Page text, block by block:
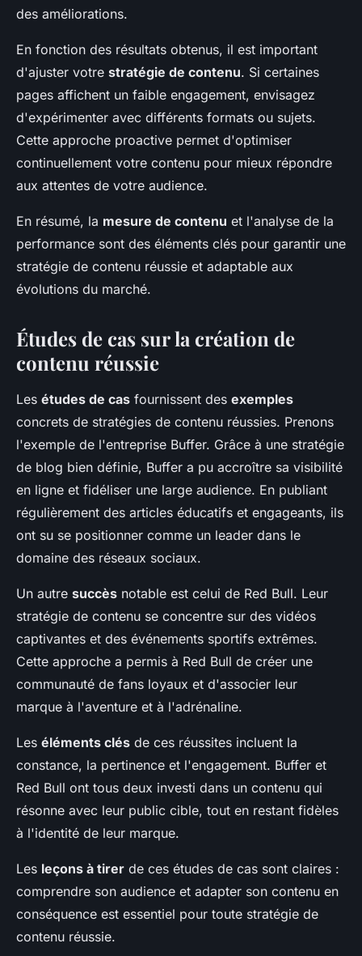
des améliorations.
En fonction des résultats obtenus, il est important
d'ajuster votre stratégie de contenu. Si certaines
pages affichent un faible engagement, envisagez
d'expérimenter avec différents formats ou sujets.
Cette approche proactive permet d'optimiser
continuellement votre contenu pour mieux répondre
aux attentes de votre audience.
En résumé, la mesure de contenu et l'analyse de la
performance sont des éléments clés pour garantir une
stratégie de contenu réussie et adaptable aux
évolutions du marché.
Études de cas sur la création de
contenu réussie
Les études de cas fournissent des exemples
concrets de stratégies de contenu réussies. Prenons
l'exemple de l'entreprise Buffer. Grâce à une stratégie
de blog bien définie, Buffer a pu accroître sa visibilité
en ligne et fidéliser une large audience. En publiant
régulièrement des articles éducatifs et engageants, ils
ont su se positionner comme un leader dans le
domaine des réseaux sociaux.
Un autre succès notable est celui de Red Bull. Leur
stratégie de contenu se concentre sur des vidéos
captivantes et des événements sportifs extrêmes.
Cette approche a permis à Red Bull de créer une
communauté de fans loyaux et d'associer leur
marque à l'aventure et à l'adrénaline.
Les éléments clés de ces réussites incluent la
constance, la pertinence et l'engagement. Buffer et
Red Bull ont tous deux investi dans un contenu qui
résonne avec leur public cible, tout en restant fidèles
à l'identité de leur marque.
Les leçons à tirer de ces études de cas sont claires :
comprendre son audience et adapter son contenu en
conséquence est essentiel pour toute stratégie de
contenu réussie.